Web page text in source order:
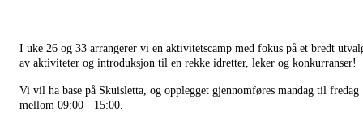
I uke 26 og 33 arrangerer vi en aktivitetscamp med fokus på et bredt
av aktiviteter og introduksjon til en rekke idretter, leker og konkurranser!
Vi vil ha base på Skuisletta, og opplegget gjennomføres mandag til fredag
mellom 09:00 - 15:00.